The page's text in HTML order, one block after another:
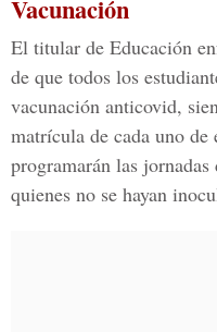
Vacunación
El titular de Educación
de que todos los
vacunación anticovid,
matrícula de cada uno de
programarán las
quienes no se hayan